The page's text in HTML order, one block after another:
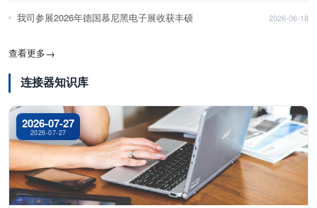
我司参展2026年德国慕尼黑电子展收获丰硕 2026-06-18
查看更多→
连接器知识库
2026-07-27
2026-07-27